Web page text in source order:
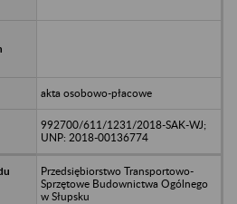
akta osobowo-płacowe
992700/611/1231/2018-SAK-WJ;
UNP: 2018-00136774
Przedsiębiorstwo Transportowo-
Sprzętowe Budownictwa Ogólnego
w Słupsku